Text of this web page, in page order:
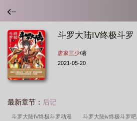
斗罗大陆IV终极斗罗
唐家三少/著
2021-05-20
最新章节： 后记
斗罗大陆IV终极斗罗动漫 斗罗大陆iv终极斗罗吧